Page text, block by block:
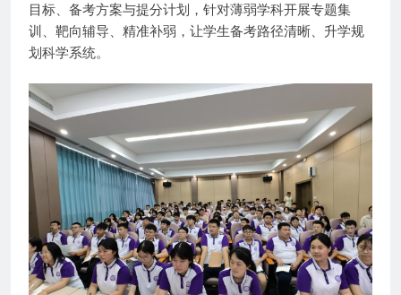
目标、备考方案与提分计划，针对薄弱学科开展专题集
训、靶向辅导、精准补弱，让学生备考路径清晰、升学规
划科学系统。